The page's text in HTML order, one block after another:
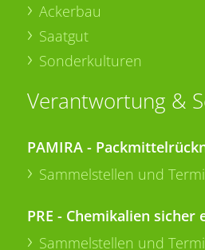
Ackerbau
Saatgut
Sonderkulturen
Verantwortung &
PAMIRA -
Sammelstellen und
PRE - Chemikalien sicher
Sammelstellen und